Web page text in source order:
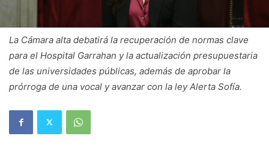
La Cámara alta debatirá la recuperación de normas clave
para el Hospital Garrahan y la actualización presupuestaria
de las universidades públicas, además de aprobar la
prórroga de una vocal y avanzar con la ley Alerta Sofía.